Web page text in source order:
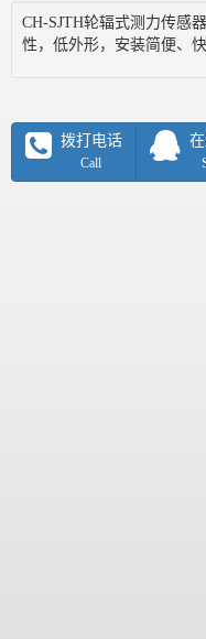
CH-SJTH轮辐式测力传感
性，低外形，安装简便、
拨打电话
Call